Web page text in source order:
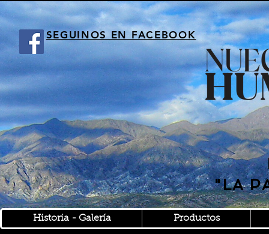
"LA
Historia - Galería Productos
SEGUINOS EN FACEBOOK